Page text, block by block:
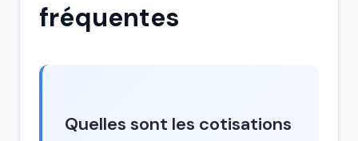
fréquentes
Quelles sont les cotisations